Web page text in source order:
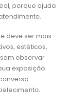
porque ajuda
deve ser mais
estéticos,
observar
exposição.